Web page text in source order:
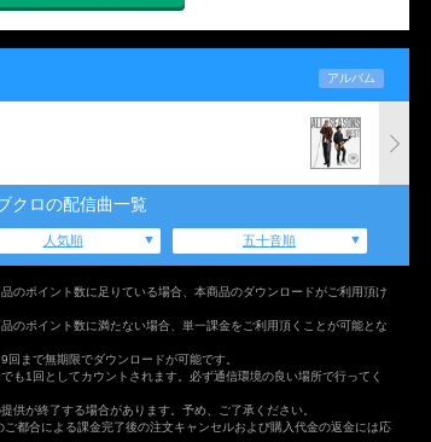
アルバム
クロの配信曲一覧
人気順 五十音順
のポイント数に足りている場合、本商品のダウンロードがご利用頂け
のポイント数に満たない場合、単一課金をご利用頂くことが可能とな
まで無期限でダウンロードが可能です。
も1回としてカウントされます。必ず通信環境の良い場所で行ってく
が終了する場合があります。予め、ご了承ください。
都合による課金完了後の注文キャンセルおよび購入代金の返金には応